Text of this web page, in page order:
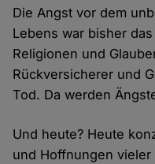
Die Angst vor dem
Lebens war bisher
Religionen und
Rückversicherer und
Tod. Da werden
Und heute? Heute
und Hoffnungen